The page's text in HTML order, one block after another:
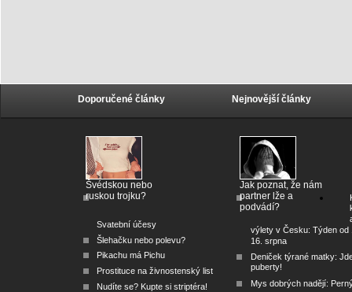
Doporučené články
Švédskou nebo
ruskou trojku?
Svatební účesy
Šlehačku nebo polevu?
Pikachu má Pichu
Prostituce na živnostenský list
Nudíte se? Kupte si striptéra!
Nejnovější články
Jak poznat, že nám
partner lže a
podvádí?
výlety v Česku: Týden od
16. srpna
Deniček týrané matky:
puberty!
Mys dobrých nadějí: